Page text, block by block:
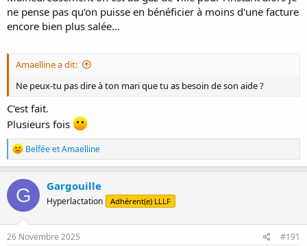
ne pense pas qu'on puisse en bénéficier à moins d'une facture
encore bien plus salée...
Amaelline a dit:
Ne peux-tu pas dire à ton mari que tu as besoin de son aide ?
C'est fait.
Plusieurs fois
R
é
a
c
t
i
o
n
s
BelféeetAmaelline
G Gargouille
Hyperlactation Adhérent(e) LLLF
26 Novembre 2025 #191